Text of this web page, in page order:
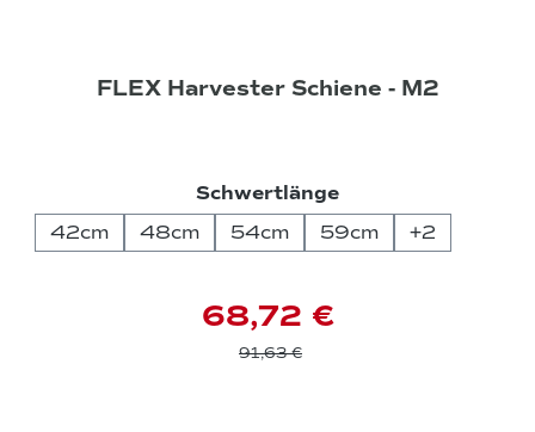
FLEX Harvester Schiene - M2
Schwertlängeauswählen
42cm
48cm 54cm 59cm +2
68,72 €
91,63 €